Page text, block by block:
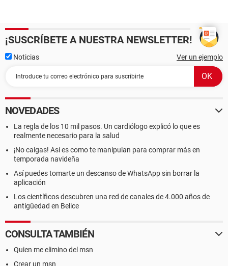
¡SUSCRÍBETE A NUESTRA NEWSLETTER!
Noticias Ver un ejemplo
NOVEDADES
La regla de los 10 mil pasos. Un cardiólogo explicó lo que es
realmente necesario para la salud
¡No caigas! Así es como te manipulan para comprar más en
temporada navideña
Así puedes tomarte un descanso de WhatsApp sin borrar la
aplicación
Los científicos descubren una red de canales de 4.000 años de
antigüedad en Belice
CONSULTA TAMBIÉN
Quien me elimino del msn
Crear un msn